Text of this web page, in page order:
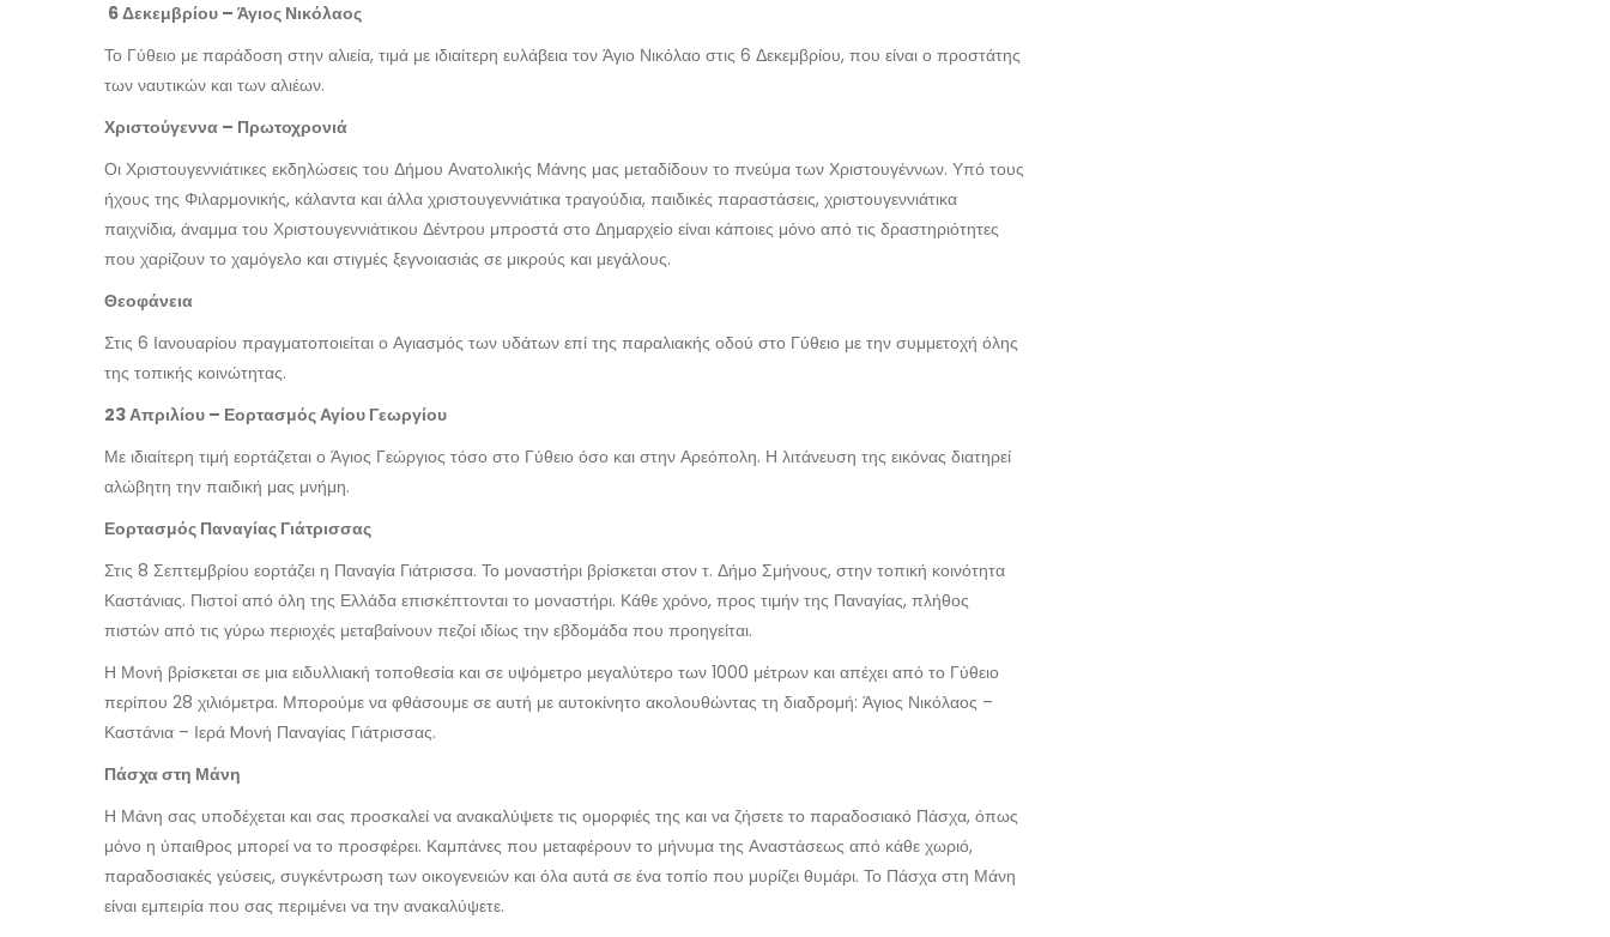
6 Δεκεμβρίου – Άγιος Νικόλαος
Το Γύθειο με παράδοση στην αλιεία, τιμά με ιδιαίτερη ευλάβεια τον Άγιο Νικόλαο στις 6 Δεκεμβρίου, που είναι ο προστάτης
των ναυτικών και των αλιέων.
Χριστούγεννα – Πρωτοχρονιά
Οι Χριστουγεννιάτικες εκδηλώσεις του Δήμου Ανατολικής Μάνης μας μεταδίδουν το πνεύμα των Χριστουγέννων. Υπό τους
ήχους της Φιλαρμονικής, κάλαντα και άλλα χριστουγεννιάτικα τραγούδια, παιδικές παραστάσεις, χριστουγεννιάτικα
παιχνίδια, άναμμα του Χριστουγεννιάτικου Δέντρου μπροστά στο Δημαρχείο είναι κάποιες μόνο από τις δραστηριότητες
που χαρίζουν το χαμόγελο και στιγμές ξεγνοιασιάς σε μικρούς και μεγάλους.
Θεοφάνεια
Στις 6 Ιανουαρίου πραγματοποιείται ο Αγιασμός των υδάτων επί της παραλιακής οδού στο Γύθειο με την συμμετοχή όλης
της τοπικής κοινώτητας.
23 Απριλίου – Εορτασμός Αγίου Γεωργίου
Με ιδιαίτερη τιμή εορτάζεται ο Άγιος Γεώργιος τόσο στο Γύθειο όσο και στην Αρεόπολη. Η λιτάνευση της εικόνας διατηρεί
αλώβητη την παιδική μας μνήμη.
Εορτασμός Παναγίας Γιάτρισσας
Στις 8 Σεπτεμβρίου εορτάζει η Παναγία Γιάτρισσα. Το μοναστήρι βρίσκεται στον τ. Δήμο Σμήνους, στην τοπική κοινότητα
Καστάνιας. Πιστοί από όλη της Ελλάδα επισκέπτονται το μοναστήρι. Κάθε χρόνο, προς τιμήν της Παναγίας, πλήθος
πιστών από τις γύρω περιοχές μεταβαίνουν πεζοί ιδίως την εβδομάδα που προηγείται.
Η Μονή βρίσκεται σε μια ειδυλλιακή τοποθεσία και σε υψόμετρο μεγαλύτερο των 1000 μέτρων και απέχει από το Γύθειο
περίπου 28 χιλιόμετρα. Μπορούμε να φθάσουμε σε αυτή με αυτοκίνητο ακολουθώντας τη διαδρομή: Άγιος Νικόλαος –
Καστάνια – Ιερά Mονή Παναγίας Γιάτρισσας.
Πάσχα στη Μάνη
Η Μάνη σας υποδέχεται και σας προσκαλεί να ανακαλύψετε τις ομορφιές της και να ζήσετε το παραδοσιακό Πάσχα, όπως
μόνο η ύπαιθρος μπορεί να το προσφέρει. Καμπάνες που μεταφέρουν το μήνυμα της Αναστάσεως από κάθε χωριό,
παραδοσιακές γεύσεις, συγκέντρωση των οικογενειών και όλα αυτά σε ένα τοπίο που μυρίζει θυμάρι. Το Πάσχα στη Μάνη
είναι εμπειρία που σας περιμένει να την ανακαλύψετε.